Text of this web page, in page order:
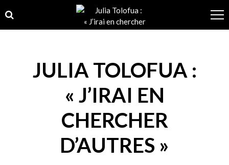
to
navigation
to
content
JULIA TOLOFUA :
« J’IRAI EN
CHERCHER
D’AUTRES »